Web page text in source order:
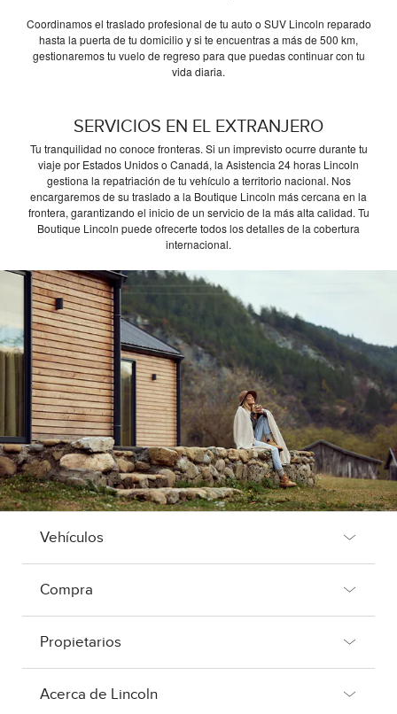
Coordinamos el traslado profesional de tu auto o SUV Lincoln reparado
hasta la puerta de tu domicilio y si te encuentras a más de 500 km,
gestionaremos tu vuelo de regreso para que puedas continuar con tu
vida diaria.
SERVICIOS EN EL EXTRANJERO
Tu tranquilidad no conoce fronteras. Si un imprevisto ocurre durante tu
viaje por Estados Unidos o Canadá, la Asistencia 24 horas Lincoln
gestiona la repatriación de tu vehículo a territorio nacional. Nos
encargaremos de su traslado a la Boutique Lincoln más cercana en la
frontera, garantizando el inicio de un servicio de la más alta calidad. Tu
Boutique Lincoln puede ofrecerte todos los detalles de la cobertura
internacional.
Vehículos
Compra
Propietarios
Acerca de Lincoln